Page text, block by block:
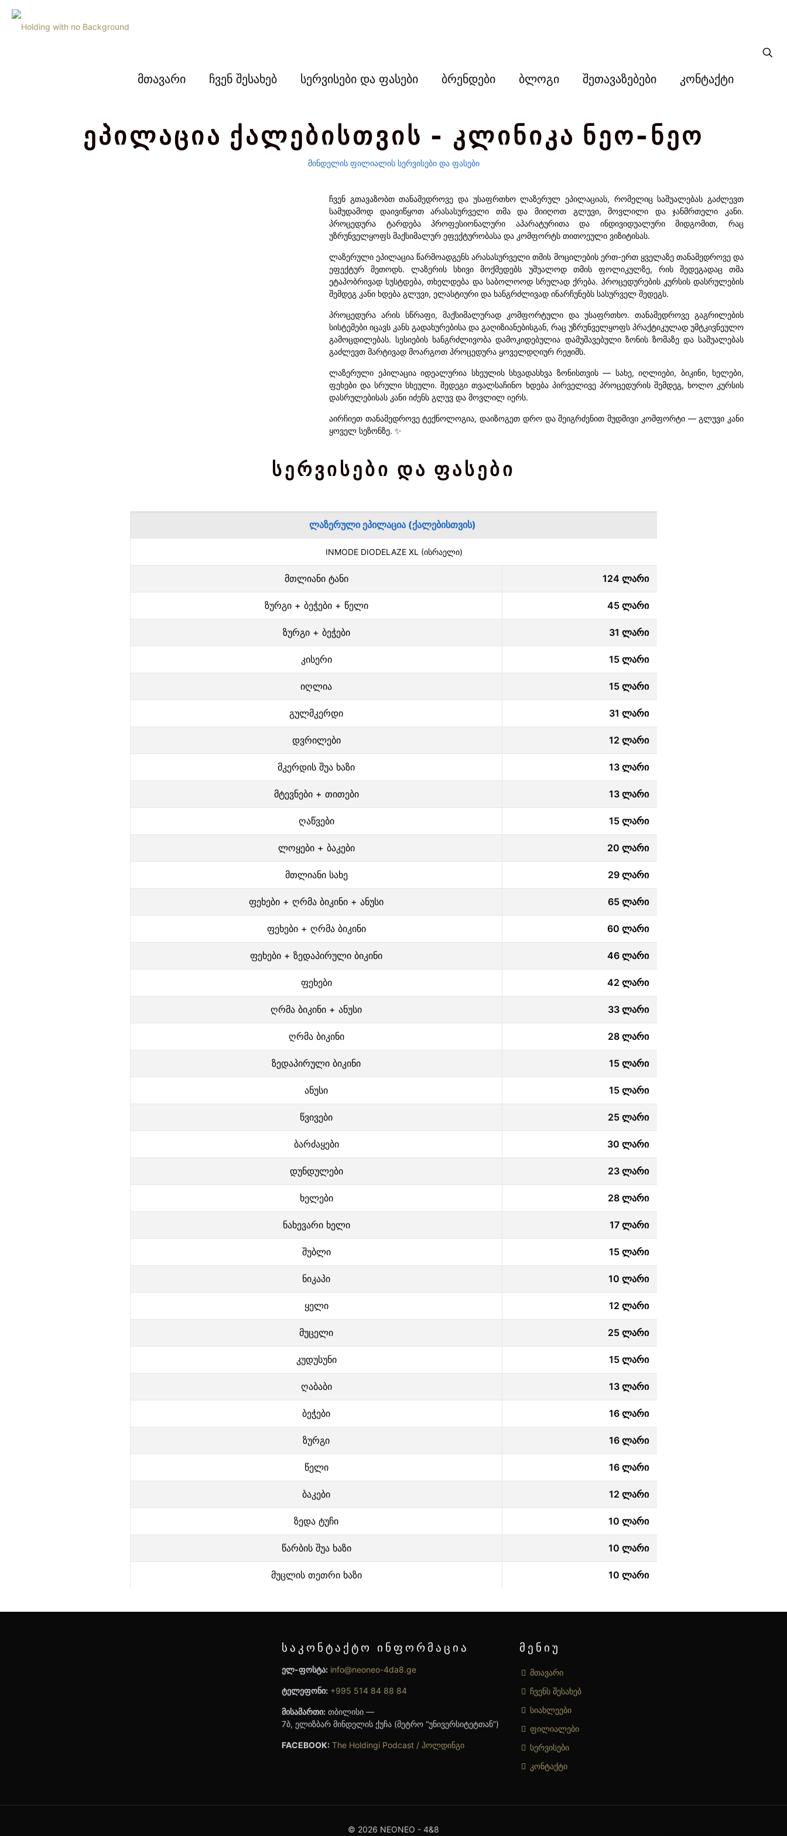
მთავარი ჩვენ შესახებ სერვისები და ფასები ბრენდები ბლოგი შეთავაზებები კონტაქტი
ეპილაცია ქალებისთვის - კლინიკა ნეო-ნეო
მინდელის ფილიალის სერვისები და ფასები
ჩვენ გთავაზობთ თანამედროვე და უსაფრთხო ლაზერულ ეპილაციას, რომელიც საშუალებას გაძლევთ
სამუდამოდ დაივიწყოთ არასასურველი თმა და მიიღოთ გლუვი, მოვლილი და ჯანმრთელი კანი.
პროცედურა ტარდება პროფესიონალური აპარატურითა და ინდივიდუალური მიდგომით, რაც
უზრუნველყოფს მაქსიმალურ ეფექტურობასა და კომფორტს თითოეული ვიზიტისას.
ლაზერული ეპილაცია წარმოადგენს არასასურველი თმის მოცილების ერთ-ერთ ყველაზე თანამედროვე და
ეფექტურ მეთოდს. ლაზერის სხივი მოქმედებს უშუალოდ თმის ფოლიკულზე, რის შედეგადაც თმა
ეტაპობრივად სუსტდება, თხელდება და საბოლოოდ სრულად ქრება. პროცედურების კურსის დასრულების
შემდეგ კანი ხდება გლუვი, ელასტიური და ხანგრძლივად ინარჩუნებს სასურველ შედეგს.
პროცედურა არის სწრაფი, მაქსიმალურად კომფორტული და უსაფრთხო. თანამედროვე გაგრილების
სისტემები იცავს კანს გადახურებისა და გაღიზიანებისგან, რაც უზრუნველყოფს პრაქტიკულად უმტკივნეულო
გამოცდილებას. სესიების ხანგრძლივობა დამოკიდებულია დამუშავებული ზონის ზომაზე და საშუალებას
გაძლევთ მარტივად მოარგოთ პროცედურა ყოველდღიურ რეჟიმს.
ლაზერული ეპილაცია იდეალურია სხეულის სხვადასხვა ზონისთვის — სახე, იღლიები, ბიკინი, ხელები,
ფეხები და სრული სხეული. შედეგი თვალსაჩინო ხდება პირველივე პროცედურის შემდეგ, ხოლო კურსის
დასრულებისას კანი იძენს გლუვ და მოვლილ იერს.
აირჩიეთ თანამედროვე ტექნოლოგია, დაიზოგეთ დრო და შეიგრძენით მუდმივი კომფორტი — გლუვი კანი
ყოველ სეზონზე. ✨
სერვისები და ფასები
ლაზერული ეპილაცია (ქალებისთვის)
INMODE DIODELAZE XL (ისრაელი)
მთლიანი ტანი 124 ლარი
ზურგი + ბეჭები + წელი 45 ლარი
ზურგი + ბეჭები 31 ლარი
კისერი 15 ლარი
იღლია 15 ლარი
გულმკერდი 31 ლარი
დვრილები 12 ლარი
მკერდის შუა ხაზი 13 ლარი
მტევნები + თითები 13 ლარი
ღაწვები 15 ლარი
ლოყები + ბაკები 20 ლარი
მთლიანი სახე 29 ლარი
ფეხები + ღრმა ბიკინი + ანუსი 65 ლარი
ფეხები + ღრმა ბიკინი 60 ლარი
ფეხები + ზედაპირული ბიკინი 46 ლარი
ფეხები 42 ლარი
ღრმა ბიკინი + ანუსი 33 ლარი
ღრმა ბიკინი 28 ლარი
ზედაპირული ბიკინი 15 ლარი
ანუსი 15 ლარი
წვივები 25 ლარი
ბარძაყები 30 ლარი
დუნდულები 23 ლარი
ხელები 28 ლარი
ნახევარი ხელი 17 ლარი
შუბლი 15 ლარი
ნიკაპი 10 ლარი
ყელი 12 ლარი
მუცელი 25 ლარი
კუდუსუნი 15 ლარი
ღაბაბი 13 ლარი
ბეჭები 16 ლარი
ზურგი 16 ლარი
წელი 16 ლარი
ბაკები 12 ლარი
ზედა ტუჩი 10 ლარი
წარბის შუა ხაზი 10 ლარი
მუცლის თეთრი ხაზი 10 ლარი
საკონტაქტო ინფორმაცია
ელ-ფოსტა: info@neoneo-4da8.ge
ტელეფონი: +995 514 84 88 84
მისამართი:თბილისი —
7ბ, ელიზბარ მინდელის ქუჩა (მეტრო “უნივერსიტეტთან”)
FACEBOOK: The Holdingi Podcast / ჰოლდინგი
მენიუ
მთავარი
ჩვენს შესახებ
სიახლეები
ფილიალები
სერვისები
კონტაქტი
© 2026 NEONEO - 4&8